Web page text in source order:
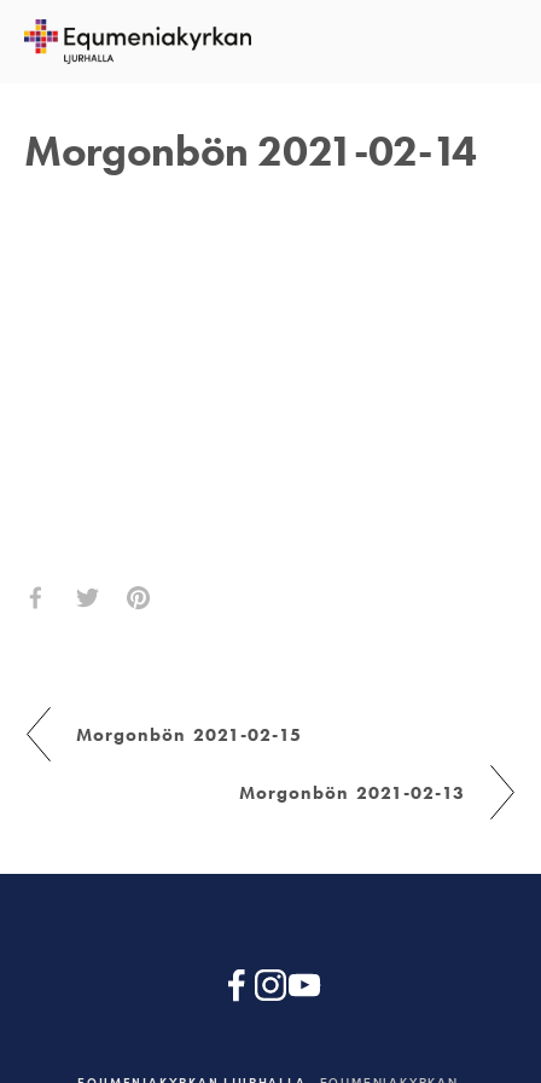
Morgonbön 2021-02-14
14 FEBRUARI 2021
Morgonbön 2021-02-15
Morgonbön 2021-02-13